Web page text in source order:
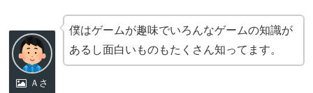
Ａさ
僕はゲームが趣味でいろんなゲームの知識が
あるし面白いものもたくさん知ってます。